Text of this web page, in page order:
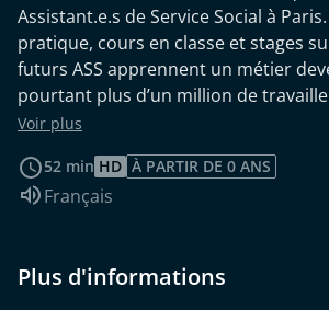
Assistant.e.s de Service Social à
pratique, cours en classe et stages
futurs ASS apprennent un métier
pourtant plus d’un million de
en France, dans tous les domaines.
personne, il doit constamment se
Apprendre ce travail est un processus.
Voir plus
52 min HD À PARTIR DE 0 ANS
Audio :
Français
Plus d'informations